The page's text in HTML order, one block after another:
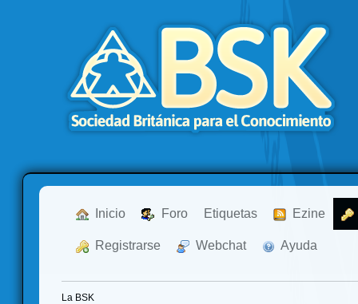
Inicio Foro Etiquetas Ezine
Registrarse Webchat Ayuda
La BSK